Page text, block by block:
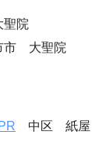
院
市 大聖院
中区 紙屋